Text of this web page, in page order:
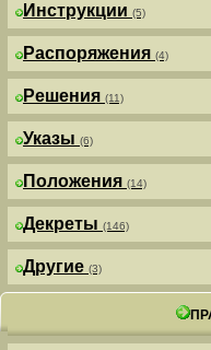
Инструкции (5)
Распоряжения (4)
Решения (11)
Указы (6)
Положения (14)
Декреты (146)
Другие (3)